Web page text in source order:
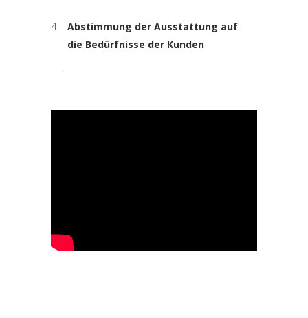
Abstimmung der Ausstattung auf
die Bedürfnisse der Kunden
.